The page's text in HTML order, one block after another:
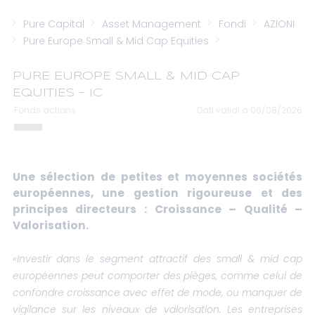
Pure Capital Asset Management Fondi
AZIONI
Pure Europe Small & Mid Cap Equities
PURE EUROPE SMALL & MID CAP
EQUITIES - IC
Une sélection de petites et moyennes sociétés
européennes, une gestion rigoureuse et des
principes directeurs : Croissance – Qualité –
Valorisation.
«Investir dans le segment attractif des small & mid cap
européennes peut comporter des pièges, comme celui de
confondre croissance avec effet de mode, ou manquer de
vigilance sur les niveaux de valorisation. Les entreprises